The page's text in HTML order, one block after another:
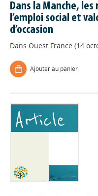
Dans la Manche,
l’emploi social et
d’occasion
Dans Ouest France (14
Ajouter au panier